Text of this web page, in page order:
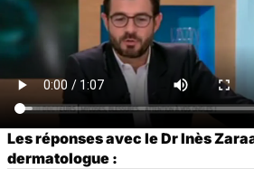
Les réponses avec le Dr Inès
dermatologue :